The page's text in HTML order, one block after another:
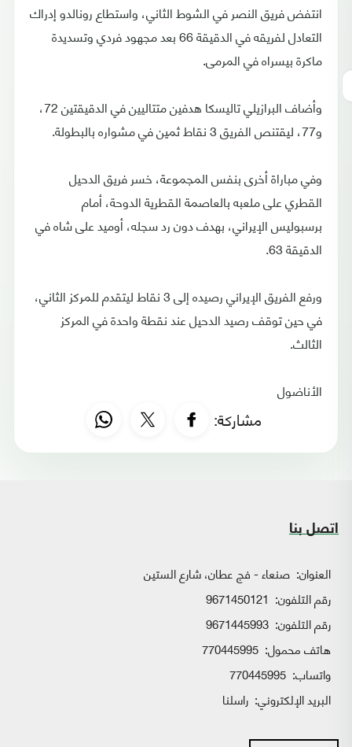
انتفض فريق النصر في الشوط الثاني، واستطاع رونالدو إدراك
التعادل لفريقه في الدقيقة 66 بعد مجهود فردي وتسديدة
ماكرة بيسراه في المرمى.
وأضاف البرازيلي تاليسكا هدفين متتاليين في الدقيقتين 72،
و77، ليقتنص الفريق 3 نقاط ثمين في مشواره بالبطولة.
وفي مباراة أخرى بنفس المجموعة، خسر فريق الدحيل
القطري على ملعبه بالعاصمة القطرية الدوحة، أمام
برسبوليس الإيراني، بهدف دون رد سجله، أوميد على شاه في
الدقيقة 63.
ورفع الفريق الإيراني رصيده إلى 3 نقاط ليتقدم للمركز الثاني،
في حين توقف رصيد الدحيل عند نقطة واحدة في المركز
الثالث.
الأناضول
مشاركة:
اتصل بنا
العنوان: صنعاء - فج عطان، شارع الستين
رقم التلفون: 9671450121
رقم التلفون: 9671445993
هاتف محمول: 770445995
واتساب:
البريد الإلكتروني: راسلنا